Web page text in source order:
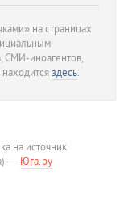
на страницах
СМИ-иноагентов,
здесь.
на источник
— Юга.ру